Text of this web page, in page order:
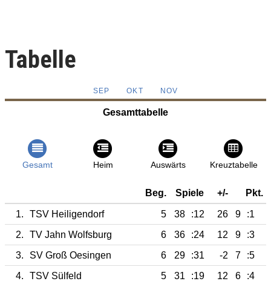
Tabelle
SEP OKT NOV
Gesamttabelle
Gesamt Heim Auswärts Kreuztabelle
Beg. Spiele +/- Pkt.
1. TSV Heiligendorf 5 38 :12 26 9
:1
2.
TV Jahn Wolfsburg 6 36 :24 12 9
:3
3.
SV Groß Oesingen 6 29 :31 -2 7
:5
4.
TSV Sülfeld 5 31 :19 12 6
:4